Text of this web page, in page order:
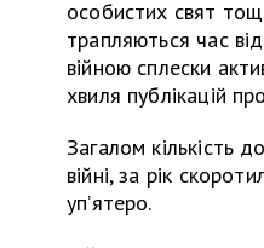
особистих свят
трапляються час
війною сплески
хвиля публікацій
Загалом кількість
війні, за рік
уп’ятеро.